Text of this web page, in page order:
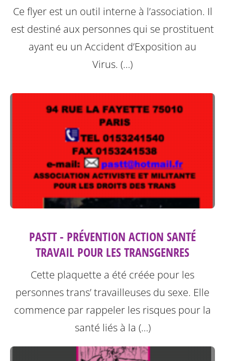
Ce flyer est un outil interne à l’association. Il
est destiné aux personnes qui se prostituent
ayant eu un Accident d’Exposition au
Virus. (…)
PASTT - PRÉVENTION ACTION SANTÉ
TRAVAIL POUR LES TRANSGENRES
Cette plaquette a été créée pour les
personnes trans’ travailleuses du sexe. Elle
commence par rappeler les risques pour la
santé liés à la (…)